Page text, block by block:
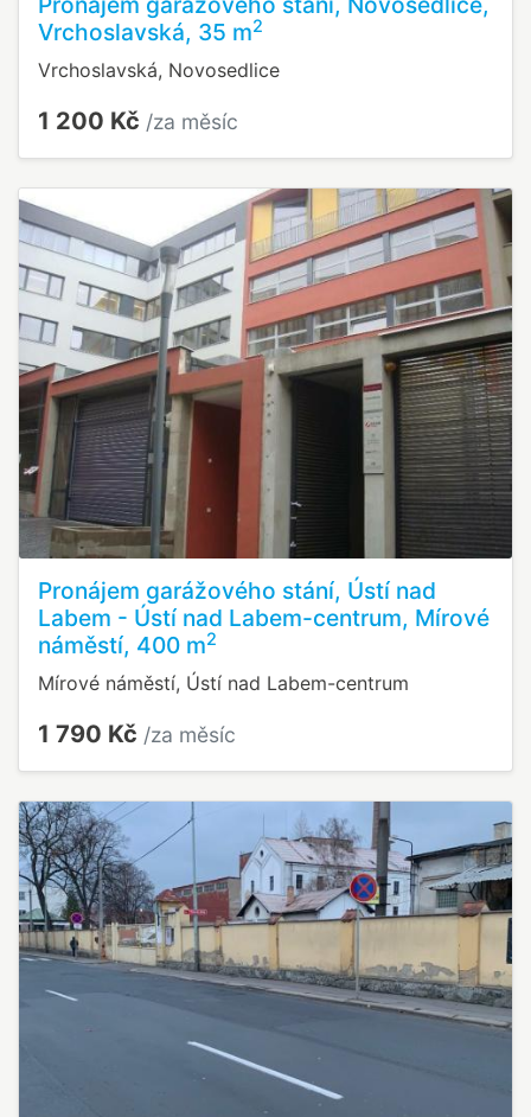
Vrchoslavská, 35 m2
Vrchoslavská, Novosedlice
1 200 Kč /za měsíc
Pronájem garážového stání, Ústí nad
Labem - Ústí nad Labem-centrum, Mírové
náměstí, 400 m2
Mírové náměstí, Ústí nad Labem-centrum
1 790 Kč /za měsíc